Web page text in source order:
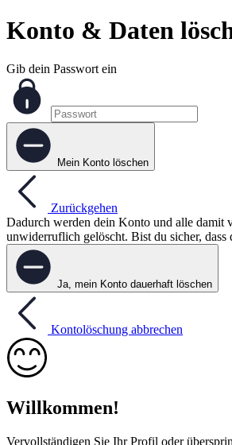
Konto & Daten
Gib dein Passwort ein
Mein Konto löschen
Zurückgehen
Dadurch werden dein Konto und alle damit
unwiderruflich gelöscht. Bist du sicher, dass
Ja, mein Konto dauerhaft löschen
Kontolöschung abbrechen
Willkommen!
Vervollständigen Sie Ihr Profil oder